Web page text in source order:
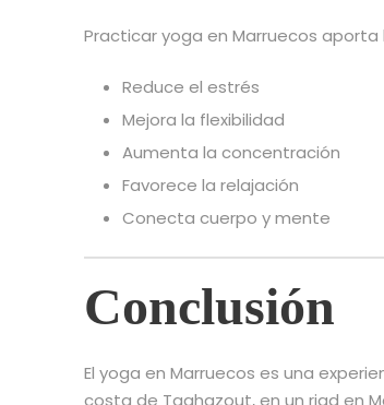
Practicar yoga en Marruecos
Reduce el estrés
Mejora la flexibilidad
Aumenta la concentración
Favorece la relajación
Conecta cuerpo y mente
Conclusión
El yoga en Marruecos es una
costa de Taghazout, en un riad en